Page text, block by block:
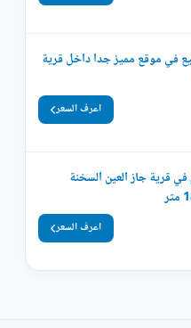
رائع 300 م للبيع في موقع مميز جدا داخل قرية
اعرف السعر
قرية جاز العين السخنة
اعرف السعر